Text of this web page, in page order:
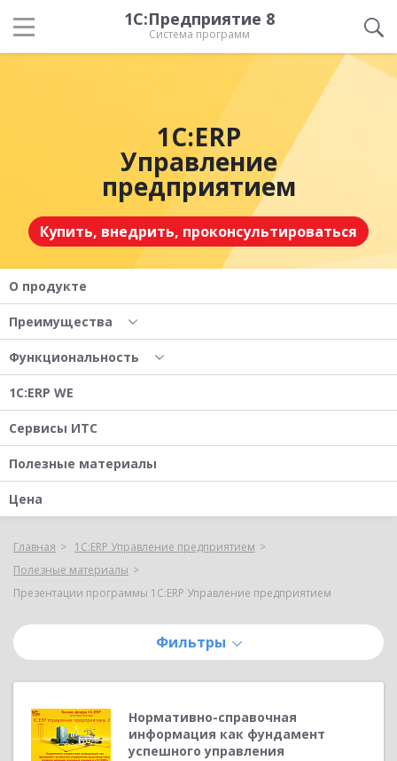
1С:Предприятие 8
Система программ
1С:ERP
Управление
предприятием
Купить, внедрить, проконсультироваться
О продукте
Преимущества
Функциональность
1С:ERP WE
Сервисы ИТС
Полезные материалы
Цена
Главная
1С:ERP Управление предприятием
Полезные материалы
Презентации программы 1С:ERP Управление предприятием
Фильтры
Нормативно-справочная
информация как фундамент
успешного управления